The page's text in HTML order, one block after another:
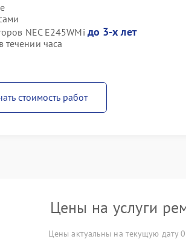
NEC E245WMi до 3-х лет
часа
стоимость работ
Цены на услуги
Цены актуальны на текущую дату